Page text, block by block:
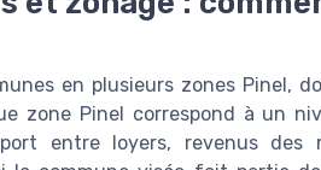
en plusieurs zones Pinel,
zone Pinel correspond à un
entre loyers, revenus